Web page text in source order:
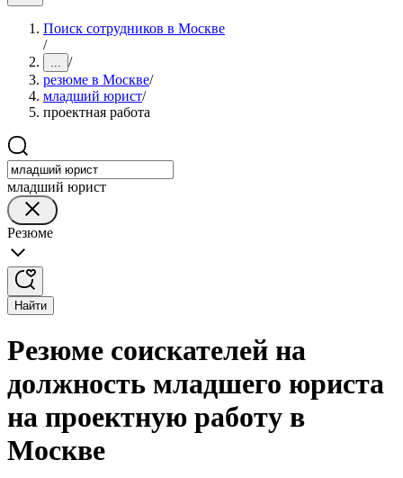
Поиск сотрудников в Москве
/
... /
резюме в Москве/
младший юрист/
проектная работа
младший юрист
Резюме
Найти
Резюме соискателей на
должность младшего юриста
на проектную работу в
Москве